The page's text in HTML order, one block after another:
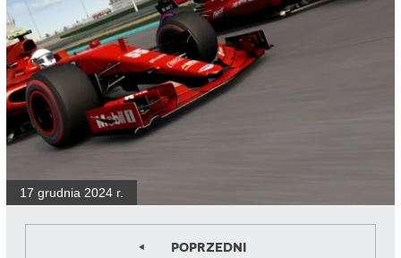
17 grudnia 2024 r.
Poprzedni